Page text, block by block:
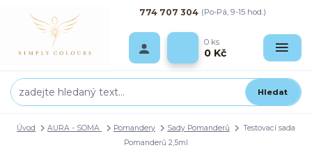
Hledat
774 707 304 (Po-Pá, 9-15 hod.)
0 ks
0 Kč
Úvod AURA - SOMA Pomandery Sady Pomanderů
Testovací sada
Pomanderů 2,5ml